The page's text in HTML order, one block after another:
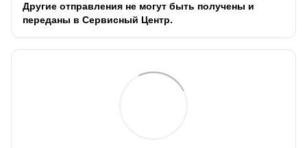
Другие отправления не могут быть получены и
переданы в Сервисный Центр.